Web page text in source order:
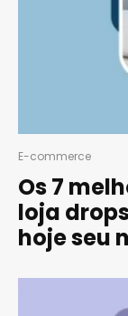
E-commerce
Os 7
loja
hoje seu